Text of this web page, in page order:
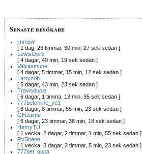
Senaste besökare
jmmow
[ 1 dag, 23 timmar, 30 min, 27 sek sedan ]
LewisOpifs
[ 4 dagar, 40 min, 19 sek sedan ]
Valyasmupe
[ 4 dagar, 5 timmar, 15 min, 12 sek sedan ]
Larryzob
[ 5 dagar, 43 min, 23 sek sedan ]
Travisduple
[ 6 dagar, 1 timma, 13 min, 35 sek sedan ]
777betonline_ye1
[ 6 dagar, 8 timmar, 55 min, 23 sek sedan ]
GHJaime
[ 6 dagar, 23 timmar, 36 min, 18 sek sedan ]
HenryTU
[ 1 vecka, 2 dagar, 2 timmar, 1 min, 55 sek sedan ]
PVShane
[ 1 vecka, 3 dagar, 2 timmar, 5 min, 23 sek sedan ]
777bet_qupa